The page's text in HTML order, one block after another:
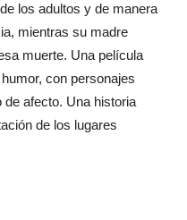
los adultos y de manera
mientras su madre
muerte. Una película
con personajes
de afecto. Una historia
de los lugares